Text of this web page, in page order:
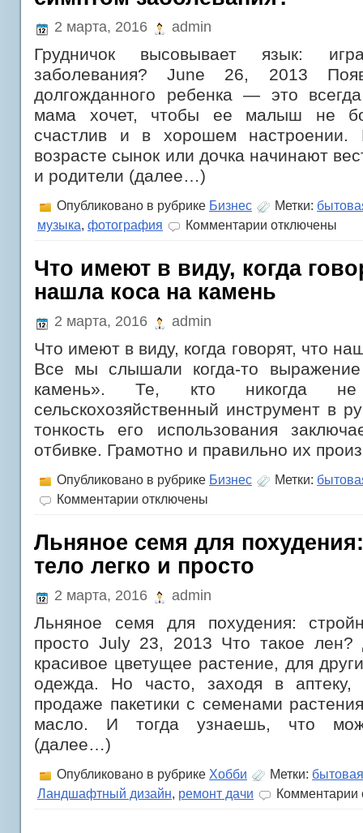
проема
2 марта, 2016 admin
Грудничок высовывает язык:
заболевания? June 26, 2013
долгожданного ребенка — это
мама хочет, чтобы ее малыш не
счастлив и в хорошем настроении.
возрасте сынок или дочка начинают
и родители (далее…)
Опубликовано в рубрике Бизнес Метки:
музыка, фотография Комментарии
язык:
игра
или
отключены
Что имеют в виду, когда
нашла коса на камень
2 марта, 2016 admin
Что имеют в виду, когда говорят, что
Все мы слышали когда-то
камень». Те, кто никогда
сельскохозяйственный инструмент в
тонкость его использования
отбивке. Грамотно и правильно их
Опубликовано в рубрике Бизнес Метки:
Комментарии
в
виду,
когда
что
коса
на
камень
отключены
Льняное семя для
тело легко и просто
2 марта, 2016 admin
Льняное семя для похудения:
просто July 23, 2013 Что такое
красивое цветущее растение, для
одежда. Но часто, заходя в
продаже пакетики с семенами
масло. И тогда узнаешь, что
(далее…)
Опубликовано в рубрике Хобби Метки:
Ландшафтный дизайн, ремонт дачи Комментарии